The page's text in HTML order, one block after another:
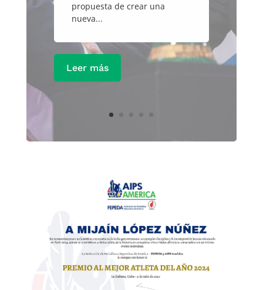
propuesta de crear una
nueva...
Leer más